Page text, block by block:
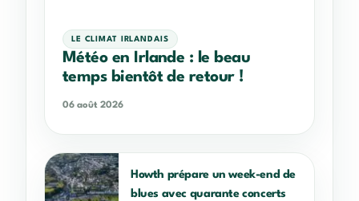
LE CLIMAT IRLANDAIS
Météo en Irlande : le beau
temps bientôt de retour !
06 août 2026
Howth prépare un week-end de
blues avec quarante concerts